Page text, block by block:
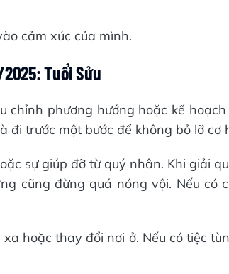
cảm xúc của mình.
Tuổi Sửu
chỉnh phương hướng hoặc kế
trước một bước để không bỏ lỡ cơ
sự giúp đỡ từ quý nhân. Khi giải
cũng đừng quá nóng vội. Nếu có
hoặc thay đổi nơi ở. Nếu có tiệc